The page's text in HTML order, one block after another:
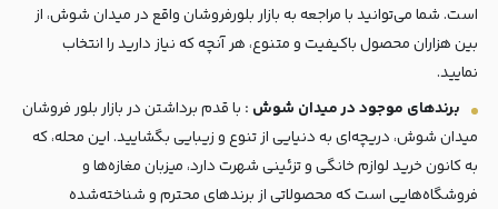
است. شما می‌توانید با مراجعه به بازار بلورفروشان واقع در میدان شوش، از
بین هزاران محصول باکیفیت و متنوع، هر آنچه که نیاز دارید را انتخاب
نمایید.
برندهای موجود در میدان شوش : با قدم برداشتن در بازار بلور فروشان
میدان شوش، دریچه‌ای به دنیایی از تنوع و زیبایی بگشایید. این محله، که
به کانون خرید لوازم خانگی و تزئینی شهرت دارد، میزبان مغازه‌ها و
فروشگاه‌هایی است که محصولاتی از برندهای محترم و شناخته‌شده